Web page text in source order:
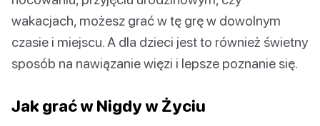
wakacjach, możesz grać w tę grę w dowolnym
czasie i miejscu. A dla dzieci jest to również świetny
sposób na nawiązanie więzi i lepsze poznanie się.
Jak grać w Nigdy w Życiu